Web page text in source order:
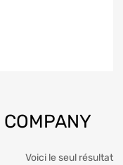
Voici le seul résultat